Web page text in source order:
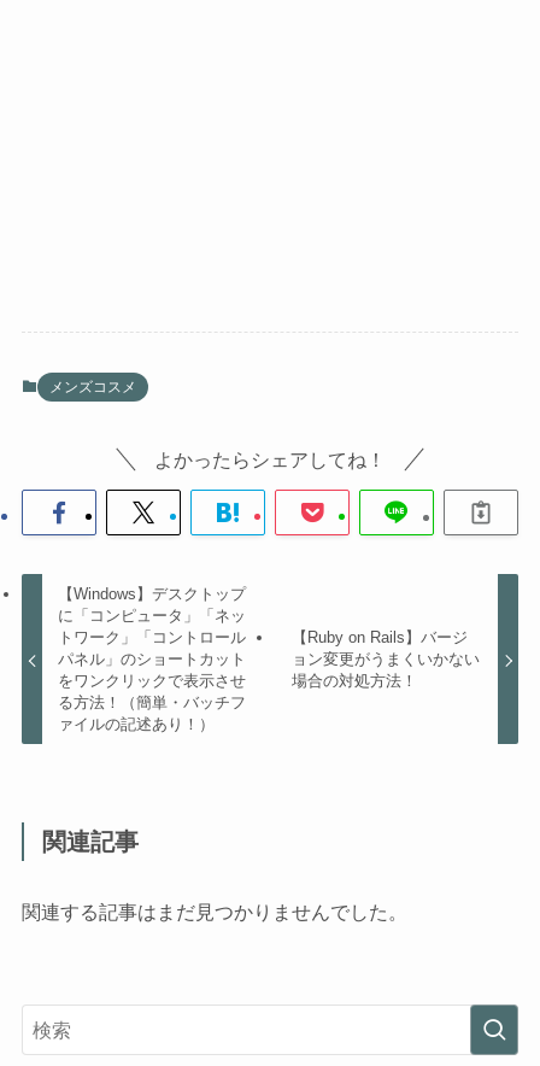
メンズコスメ
よかったらシェアしてね！
【Windows】デスクトップ
に「コンピュータ」「ネッ
トワーク」「コントロール
パネル」のショートカット
をワンクリックで表示させ
る方法！（簡単・バッチフ
ァイルの記述あり！）
【Ruby on Rails】バージ
ョン変更がうまくいかない
場合の対処方法！
関連記事
関連する記事はまだ見つかりませんでした。